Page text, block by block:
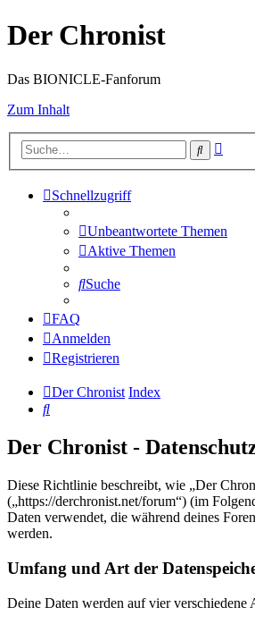
Der Chronist
Das BIONICLE-Fanforum
Zum Inhalt
Suche
Schnellzugriff
Unbeantwortete Themen
Aktive Themen
Suche
FAQ
Anmelden
Registrieren
Der Chronist Index
Suche
Der Chronist -
Diese Richtlinie beschreibt, wie „Der
(„https://derchronist.net/forum“) (im
Daten verwendet, die während deines
werden.
Umfang und Art der
Deine Daten werden auf vier verschiedene